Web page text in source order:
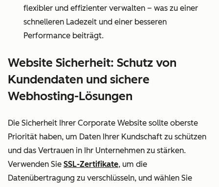
flexibler und effizienter verwalten – was zu einer
schnelleren Ladezeit und einer besseren
Performance beiträgt.
Website Sicherheit: Schutz von
Kundendaten und sichere
Webhosting-Lösungen
Die Sicherheit Ihrer Corporate Website sollte oberste
Priorität haben, um Daten Ihrer Kundschaft zu schützen
und das Vertrauen in Ihr Unternehmen zu stärken.
Verwenden Sie SSL-Zertifikate, um die
Datenübertragung zu verschlüsseln, und wählen Sie